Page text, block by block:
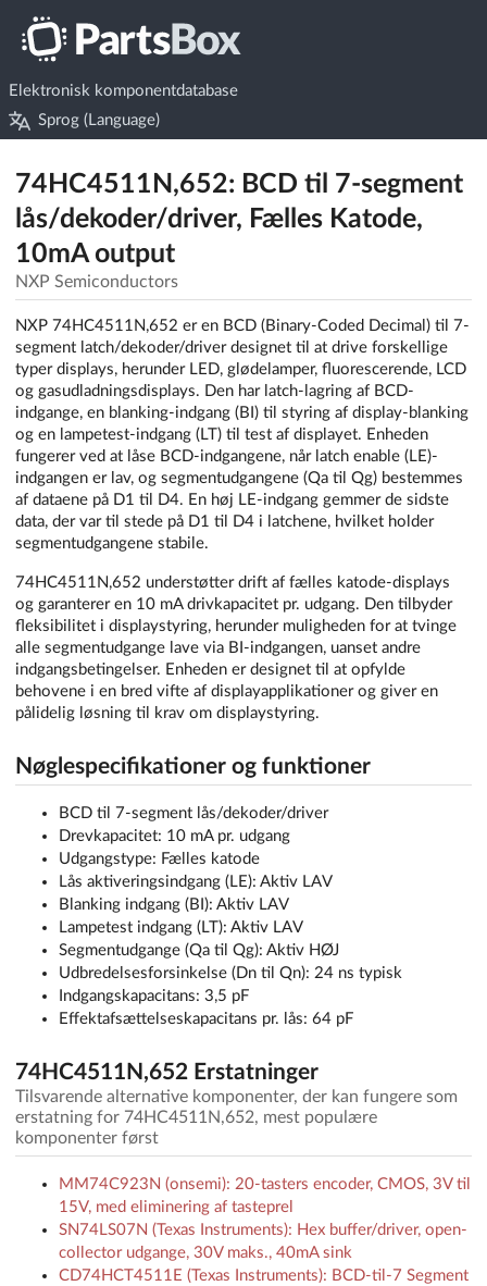
Elektronisk komponentdatabase
Sprog (Language)
74HC4511N,652: BCD til 7-segment
lås/dekoder/driver, Fælles Katode,
10mA output
NXP Semiconductors
NXP 74HC4511N,652 er en BCD (Binary-Coded Decimal) til 7-
segment latch/dekoder/driver designet til at drive forskellige
typer displays, herunder LED, glødelamper, fluorescerende, LCD
og gasudladningsdisplays. Den har latch-lagring af BCD-
indgange, en blanking-indgang (BI) til styring af display-blanking
og en lampetest-indgang (LT) til test af displayet. Enheden
fungerer ved at låse BCD-indgangene, når latch enable (LE)-
indgangen er lav, og segmentudgangene (Qa til Qg) bestemmes
af dataene på D1 til D4. En høj LE-indgang gemmer de sidste
data, der var til stede på D1 til D4 i latchene, hvilket holder
segmentudgangene stabile.
74HC4511N,652 understøtter drift af fælles katode-displays
og garanterer en 10 mA drivkapacitet pr. udgang. Den tilbyder
fleksibilitet i displaystyring, herunder muligheden for at tvinge
alle segmentudgange lave via BI-indgangen, uanset andre
indgangsbetingelser. Enheden er designet til at opfylde
behovene i en bred vifte af displayapplikationer og giver en
pålidelig løsning til krav om displaystyring.
Nøglespecifikationer og funktioner
BCD til 7-segment lås/dekoder/driver
Drevkapacitet: 10 mA pr. udgang
Udgangstype: Fælles katode
Lås aktiveringsindgang (LE): Aktiv LAV
Blanking indgang (BI): Aktiv LAV
Lampetest indgang (LT): Aktiv LAV
Segmentudgange (Qa til Qg): Aktiv HØJ
Udbredelsesforsinkelse (Dn til Qn): 24 ns typisk
Indgangskapacitans: 3,5 pF
Effektafsættelseskapacitans pr. lås: 64 pF
74HC4511N,652 Erstatninger
Tilsvarende alternative komponenter, der kan fungere som
erstatning for 74HC4511N,652, mest populære
komponenter først
MM74C923N (onsemi): 20-tasters encoder, CMOS, 3V til
15V, med eliminering af tasteprel
SN74LS07N (Texas Instruments): Hex buffer/driver, open-
collector udgange, 30V maks., 40mA sink
CD74HCT4511E (Texas Instruments): BCD-til-7 Segment